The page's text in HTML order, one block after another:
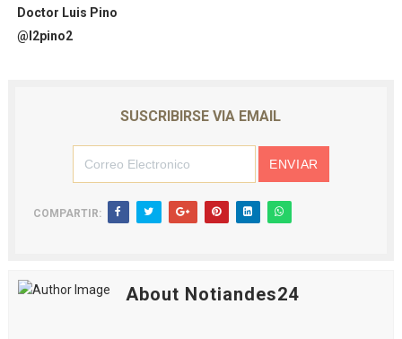
Doctor Luis Pino
@l2pino2
SUSCRIBIRSE VIA EMAIL
COMPARTIR:
About Notiandes24